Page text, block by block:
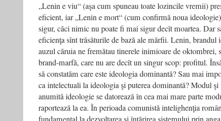
„Lenin e viu“ (aşa cum spuneau toate lozincile vremii)
eficient, iar „Lenin e mort“ (cum confirmă noua
sigur, căci nimic nu poate fi mai sigur decît moartea. Dar
eficienţa sînt trăsăturile de bază ale mărfii. Lenin, brandul
auzul căruia ne fremătau tinerele inimioare de oktombrei,
brand-marfă, care nu are decît un singur scop: profitul.
să constatăm care este ideologia dominantă? Sau mai
ca intelectuali la ideologia şi puterea dominantă? Modul
anumită ideologie se datorează în cea mai mare parte
raportează la ea. În perioada comunistă intelighenţia